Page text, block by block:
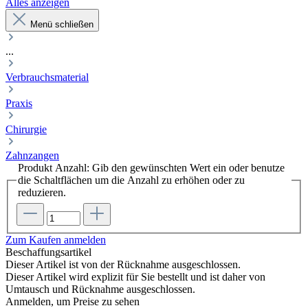
Alles anzeigen
Menü schließen
...
Verbrauchsmaterial
Praxis
Chirurgie
Zahnzangen
Produkt Anzahl: Gib den gewünschten Wert ein oder benutze
die Schaltflächen um die Anzahl zu erhöhen oder zu
reduzieren.
Zum Kaufen anmelden
Beschaffungsartikel
Dieser Artikel ist von der Rücknahme ausgeschlossen.
Dieser Artikel wird explizit für Sie bestellt und ist daher von
Umtausch und Rücknahme ausgeschlossen.
Anmelden, um Preise zu sehen